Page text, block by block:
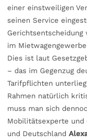
einer einstweiligen
seinen Service
Gerichtsentscheidung
im
Dies ist laut
– das im Gegenzug
Tarifpflichten
Rahmen natürlich
muss man sich
Mobilitätsexperte und
und Deutschland